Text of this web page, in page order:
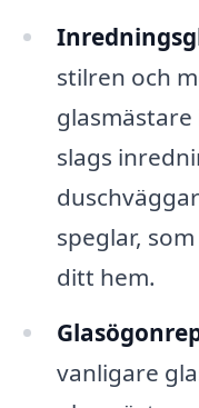
stilren och
slags
speglar,
ditt hem.
vanligare